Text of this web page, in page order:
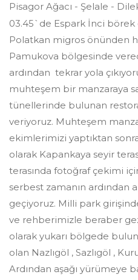
Pisagor Ağacı - Şelale -
03.45`de Espark İnci
Polatkan migros önünden
Pamukova bölgesinde
ardından tekrar yola
muhteşem bir manzaraya
tünellerinde bulunan
veriyoruz. Muhteşem
ekimlerimizi yaptıktan
olarak Kapankaya seyir
terasında fotoğraf çekimi
serbest zamanın ardından
geçiyoruz. Milli park
ve rehberimizle beraber
olarak yukarı bölgede
olan Nazlıgöl , Sazlıgöl ,
Ardından aşağı yürümeye